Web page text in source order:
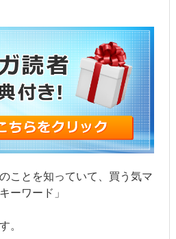
ことを知っていて、買う気マ
ーワード」
。